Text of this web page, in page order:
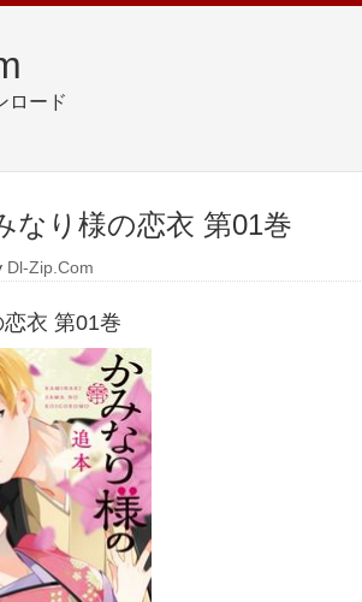
ロード
なり様の恋衣 第01巻
Dl-Zip.Com
衣 第01巻